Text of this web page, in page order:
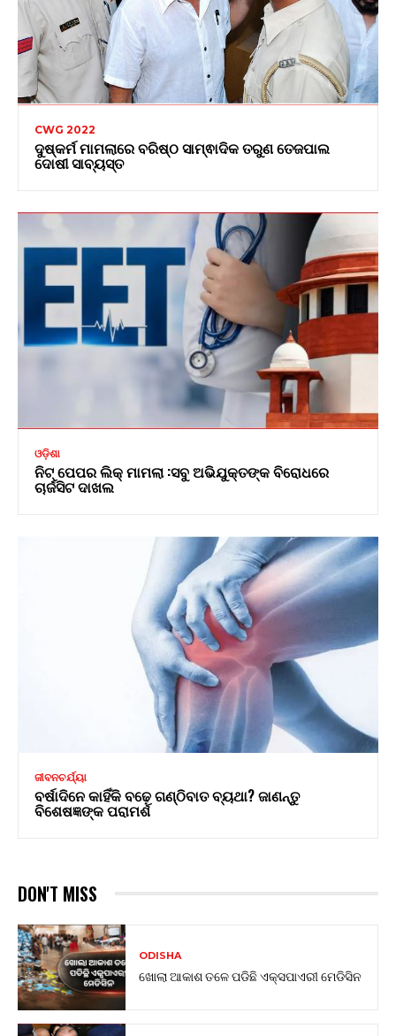
CWG 2022
ଦୁଷ୍କର୍ମ ମାମଲାରେ ବରିଷ୍ଠ ସାମ୍ଵାଦିକ ତରୁଣ ତେଜପାଲ
ଦୋଷୀ ସାବ୍ୟସ୍ତ
ଓଡ଼ିଶା
ନିଟ୍ ପେପର ଲିକ୍ ମାମଲା :ସବୁ ଅଭିଯୁକ୍ତଙ୍କ ବିରୋଧରେ
ଚାର୍ଜସିଟ ଦାଖଲ
ଜୀବନଚର୍ଯ୍ୟା
ବର୍ଷାଦିନେ କାହିଁକି ବଢ଼େ ଗଣ୍ଠିବାତ ବ୍ୟଥା? ଜାଣନ୍ତୁ
ବିଶେଷଜ୍ଞଙ୍କ ପରାମର୍ଶ
DON'T MISS
ODISHA
ଖୋଲା ଆକାଶ ତଳେ ପଡିଛି ଏକ୍ସପାଏରୀ ମେଡିସିନ